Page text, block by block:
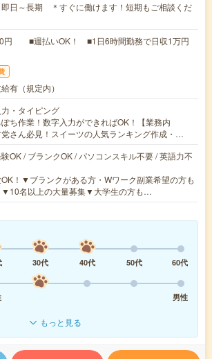
即日～長期 ＊すぐに働けます！短期もご相談くだ
円 ■週払いOK！ ■1日6時間勤務で日収1万円
有（規定内）
・タイピング
ち作業！数字入力ができればOK！【業務内
さん必見！スイーツの人気ランキング作成・…
OK / ブランクOK / パソコンスキル不要 / 英語力不
！▼ブランクがある方・Wワーク副業希望の方も
▼10名以上の大量募集▼大学生の方も…
30代 40代 50代
60代
男性
もっと見る